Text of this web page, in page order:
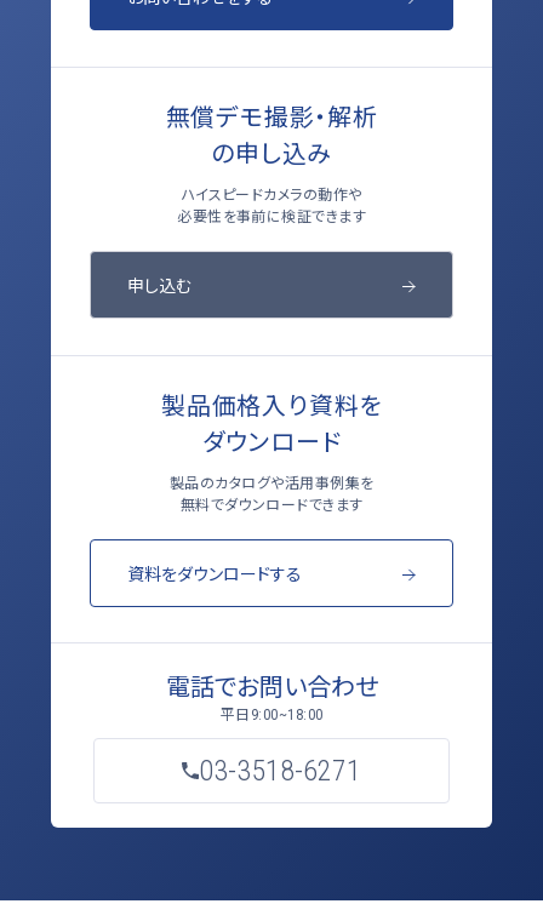
無償デモ撮影・解析
の申し込み
ハイスピードカメラの動作や
必要性を事前に検証できます
申し込む
製品価格入り資料を
ダウンロード
製品のカタログや活用事例集を
無料でダウンロードできます
資料をダウンロードする
電話でお問い合わせ
平日 9:00~18:00
03-3518-6271